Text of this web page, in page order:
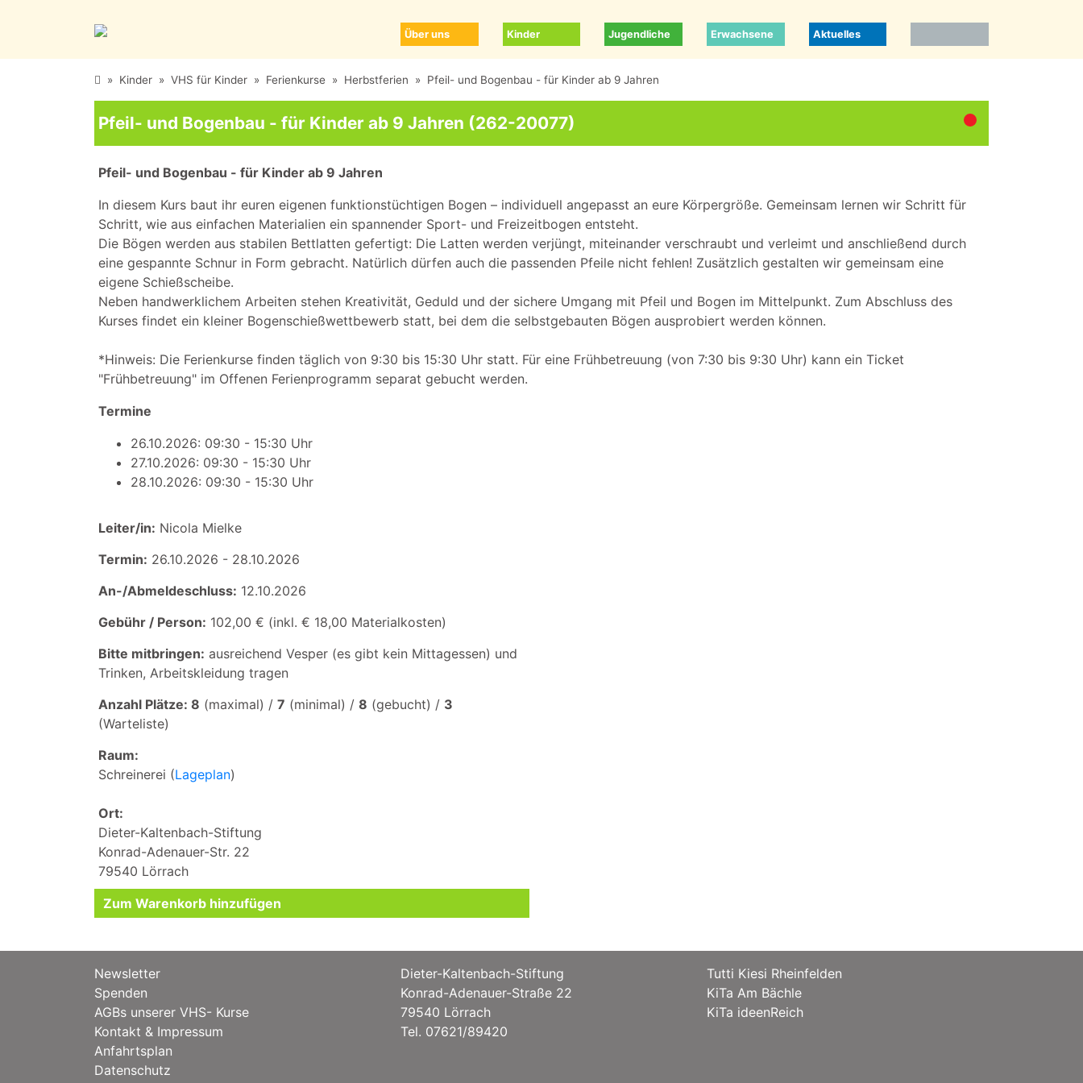
Über uns Kinder Jugendliche Erwachsene Aktuelles
» Kinder » VHS für Kinder » Ferienkurse » Herbstferien » Pfeil- und Bogenbau - für Kinder ab 9 Jahren
Pfeil- und Bogenbau - für Kinder ab 9 Jahren (262-20077)
Pfeil- und Bogenbau - für Kinder ab 9 Jahren
In diesem Kurs baut ihr euren eigenen funktionstüchtigen Bogen – individuell angepasst an eure Körpergröße. Gemeinsam lernen wir Schritt für
Schritt, wie aus einfachen Materialien ein spannender Sport- und Freizeitbogen entsteht.
Die Bögen werden aus stabilen Bettlatten gefertigt: Die Latten werden verjüngt, miteinander verschraubt und verleimt und anschließend durch
eine gespannte Schnur in Form gebracht. Natürlich dürfen auch die passenden Pfeile nicht fehlen! Zusätzlich gestalten wir gemeinsam eine
eigene Schießscheibe.
Neben handwerklichem Arbeiten stehen Kreativität, Geduld und der sichere Umgang mit Pfeil und Bogen im Mittelpunkt. Zum Abschluss des
Kurses findet ein kleiner Bogenschießwettbewerb statt, bei dem die selbstgebauten Bögen ausprobiert werden können.
*Hinweis: Die Ferienkurse finden täglich von 9:30 bis 15:30 Uhr statt. Für eine Frühbetreuung (von 7:30 bis 9:30 Uhr) kann ein Ticket
"Frühbetreuung" im Offenen Ferienprogramm separat gebucht werden.
Termine
26.10.2026: 09:30 - 15:30 Uhr
27.10.2026: 09:30 - 15:30 Uhr
28.10.2026: 09:30 - 15:30 Uhr
Leiter/in: Nicola Mielke
Termin: 26.10.2026 - 28.10.2026
An-/Abmeldeschluss: 12.10.2026
Gebühr / Person: 102,00 € (inkl. € 18,00 Materialkosten)
Bitte mitbringen: ausreichend Vesper (es gibt kein Mittagessen) und
Trinken, Arbeitskleidung tragen
Anzahl Plätze: 8 (maximal) / 7 (minimal) / 8 (gebucht) / 3
(Warteliste)
Raum:
Schreinerei (Lageplan)
Ort:
Dieter-Kaltenbach-Stiftung
Konrad-Adenauer-Str. 22
79540 Lörrach
Newsletter
Spenden
AGBs unserer VHS- Kurse
Kontakt & Impressum
Anfahrtsplan
Datenschutz
Dieter-Kaltenbach-Stiftung
Konrad-Adenauer-Straße 22
79540 Lörrach
Tel. 07621/89420
Tutti Kiesi Rheinfelden
KiTa Am Bächle
KiTa ideenReich